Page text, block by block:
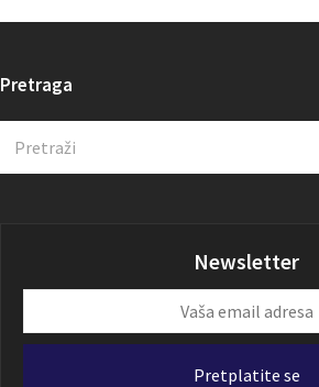
Pretraga
Newsletter
email
Pretplatite se